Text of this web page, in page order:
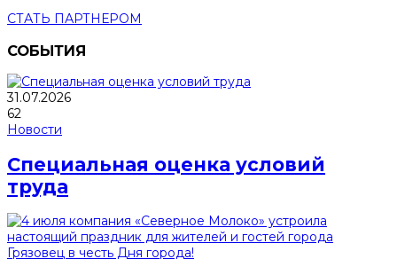
СТАТЬ ПАРТНЕРОМ
СОБЫТИЯ
31.07.2026
62
Новости
Специальная оценка условий
труда